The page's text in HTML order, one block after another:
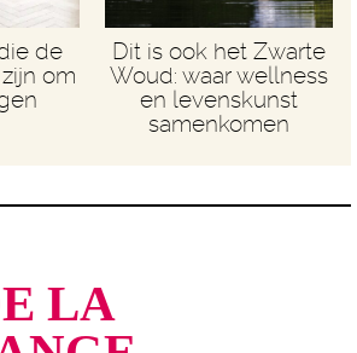
de
om
Dit is ook het Zwarte
Woud: waar wellness
en levenskunst
samenkomen
LA